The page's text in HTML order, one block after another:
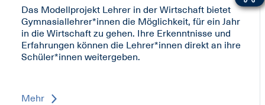
Das Modellprojekt Lehrer in der Wirtschaft bietet
Gymnasiallehrer*innen die Möglichkeit, für ein Jahr
in die Wirtschaft zu gehen. Ihre Erkenntnisse und
Erfahrungen können die Lehrer*innen direkt an ihre
Schüler*innen weitergeben.
Mehr